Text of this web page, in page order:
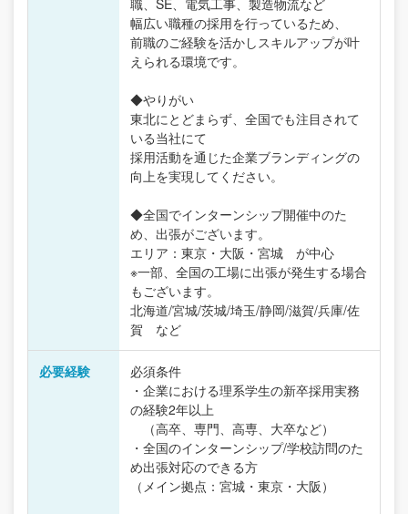
職、SE、電気工事、製造物流など
幅広い職種の採用を行っているため、
前職のご経験を活かしスキルアップが叶
えられる環境です。
◆やりがい
東北にとどまらず、全国でも注目されて
いる当社にて
採用活動を通じた企業ブランディングの
向上を実現してください。
◆全国でインターンシップ開催中のた
め、出張がございます。
エリア：東京・大阪・宮城 が中心
※一部、全国の工場に出張が発生する場合
もございます。
北海道/宮城/茨城/埼玉/静岡/滋賀/兵庫/佐
賀 など
必要経験
必須条件
・企業における理系学生の新卒採用実務
の経験2年以上
（高卒、専門、高専、大卒など）
・全国のインターンシップ/学校訪問のた
め出張対応のできる方
（メイン拠点：宮城・東京・大阪）